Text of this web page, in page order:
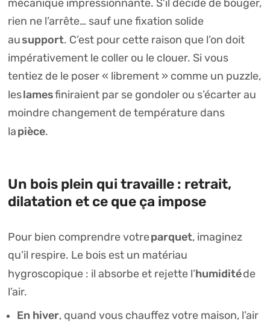
mécanique impressionnante. S’il décide de bouger,
rien ne l’arrête… sauf une fixation solide
ausupport. C’est pour cette raison que l’on doit
impérativement le coller ou le clouer. Si vous
tentiez de le poser « librement » comme un puzzle,
leslamesfiniraient par se gondoler ou s’écarter au
moindre changement de température dans
lapièce.
Un bois plein qui travaille : retrait,
dilatation et ce que ça impose
Pour bien comprendre votreparquet, imaginez
qu’il respire. Le bois est un matériau
hygroscopique : il absorbe et rejette l’humiditéde
l’air.
En hiver, quand vous chauffez votre maison, l’air